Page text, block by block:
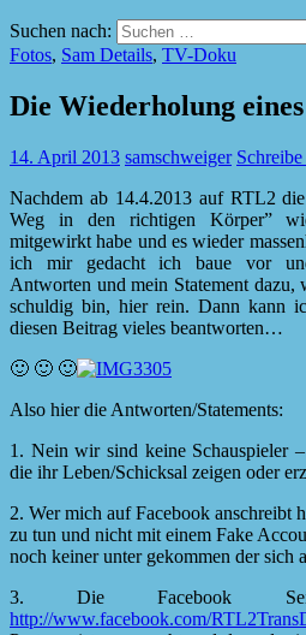
Suchen nach:
Fotos, Sam Details, TV-Doku
Die Wiederholung
14. April 2013 samschweiger
Nachdem ab 14.4.2013 auf RTL2
Weg in den richtigen Körper”
mitgewirkt habe und es wieder
ich mir gedacht ich baue vor
Antworten und mein Statement dazu,
schuldig bin, hier rein. Dann kann
diesen Beitrag vieles beantworten…
🙂 🙂 🙂
Also hier die Antworten/Statements:
1. Nein wir sind keine Schauspieler
die ihr Leben/Schicksal zeigen oder
2. Wer mich auf Facebook anschreibt
zu tun und nicht mit einem Fake
noch keiner unter gekommen der sich
3. Die Facebook
http://www.facebook.com/